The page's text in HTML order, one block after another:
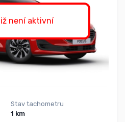
není aktivní
Stav tachometru
1 km